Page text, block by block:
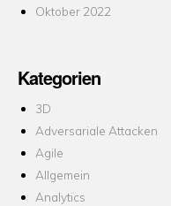
Oktober 2022
Kategorien
3D
Adversariale Attacken
Agile
Allgemein
Analytics